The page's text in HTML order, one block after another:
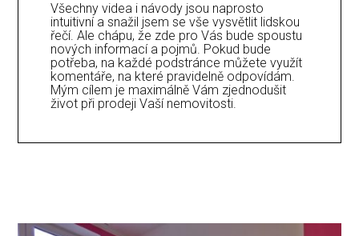
Všechny videa i návody jsou naprosto
intuitivní a snažil jsem se vše vysvětlit lidskou
řečí. Ale chápu, že zde pro Vás bude spoustu
nových informací a pojmů. Pokud bude
potřeba, na každé podstránce můžete využít
komentáře, na které pravidelně odpovídám.
Mým cílem je maximálně Vám zjednodušit
život při prodeji Vaší nemovitosti.